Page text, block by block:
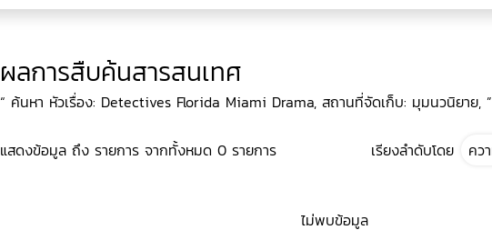
ผลการสืบค้นสารสนเทศ
“ ค้นหา หัวเรื่อง: Detectives Florida Miami Drama, สถานที่จัดเก็บ: มุมนวนิยาย, ”
แสดงข้อมูล ถึง รายการ จากทั้งหมด 0 รายการ เรียงลำดับโดย
ไม่พบข้อมูล